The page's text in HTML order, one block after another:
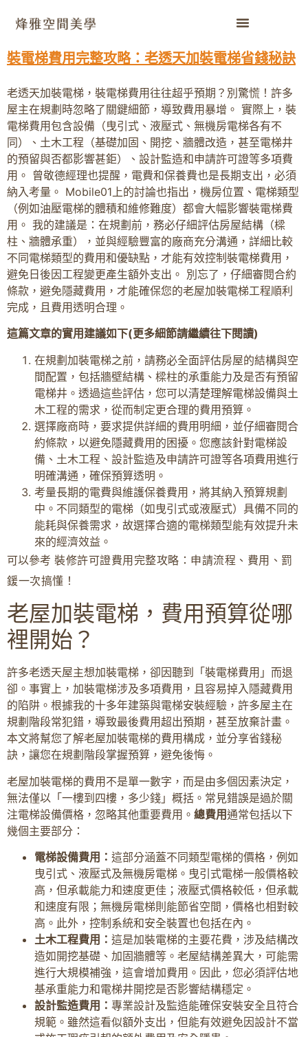
裝電梯費用完整攻略：老透天加裝電梯省錢秘訣
老透天加裝電梯，裝電梯費用往往超乎預期？別驚慌！許多
屋主在規劃時忽略了關鍵細節，導致費用暴增。 實際上，裝
電梯費用包含設備（曳引式、液壓式、無機房電梯各有不
同）、土木工程（基礎加固、開挖、牆體改造，甚至電梯井
的預留與否都影響甚鉅）、設計監造和申請許可證等多項費
用。 曾敬德經理也提醒，電費和保養費也是長期支出，必須
納入考量。 Mobile01上的討論也指出，機房位置、電梯類型
（例如油壓電梯的體積和維修難度）都會大幅影響裝電梯費
用。 我的建議是：在規劃前，務必仔細評估房屋結構（樑
柱、牆體承重），並與經驗豐富的廠商充分溝通，詳細比較
不同電梯類型的費用和優缺點，才能有效控制裝電梯費用，
避免日後因工程變更產生額外支出。 別忘了，仔細審閱合約
條款，避免隱藏費用，才能確保您的老屋加裝電梯工程順利
完成，且費用透明合理。
這篇文章的實用建議如下(更多細節請繼續往下閱讀)
在規劃加裝電梯之前，請務必全面評估房屋的結構與空
間配置，包括牆壁結構、樑柱的承重能力及是否有預留
電梯井。透過這些評估，您可以清楚理解電梯設備與土
木工程的需求，從而制定更合理的費用預算。
選擇廠商時，要求提供詳細的費用明細，並仔細審閱合
約條款，以避免隱藏費用的困擾。您應該針對電梯設
備、土木工程、設計監造及申請許可證等各項費用進行
明確溝通，確保預算透明。
考量長期的電費與維護保養費用，將其納入預算規劃
中。不同類型的電梯（如曳引式或液壓式）具備不同的
能耗與保養需求，故選擇合適的電梯類型能有效提升未
來的經濟效益。
可以參考 裝修許可證費用完整攻略：申請流程、費用、罰
鍰一次搞懂！
老屋加裝電梯，費用預算從哪
裡開始？
許多老透天屋主想加裝電梯，卻因聽到「裝電梯費用」而退
卻。事實上，加裝電梯涉及多項費用，且容易掉入隱藏費用
的陷阱。根據我的十多年建築與電梯安裝經驗，許多屋主在
規劃階段常犯錯，導致最後費用超出預期，甚至放棄計畫。
本文將幫您了解老屋加裝電梯的費用構成，並分享省錢秘
訣，讓您在規劃階段掌握預算，避免後悔。
老屋加裝電梯的費用不是單一數字，而是由多個因素決定，
無法僅以「一樓到四樓，多少錢」概括。常見錯誤是過於關
注電梯設備價格，忽略其他重要費用。 總費用通常包括以下
幾個主要部分：
電梯設備費用： 這部分涵蓋不同類型電梯的價格，例如
曳引式、液壓式及無機房電梯。曳引式電梯一般價格較
高，但承載能力和速度更佳；液壓式價格較低，但承載
和速度有限；無機房電梯則能節省空間，價格也相對較
高。此外，控制系統和安全裝置也包括在內。
土木工程費用： 這是加裝電梯的主要花費，涉及結構改
造如開挖基礎、加固牆體等。老屋結構差異大，可能需
進行大規模補強，這會增加費用。因此，您必須評估地
基承重能力和電梯井開挖是否影響結構穩定。
設計監造費用： 專業設計及監造能確保安裝安全且符合
規範。雖然這看似額外支出，但能有效避免因設計不當